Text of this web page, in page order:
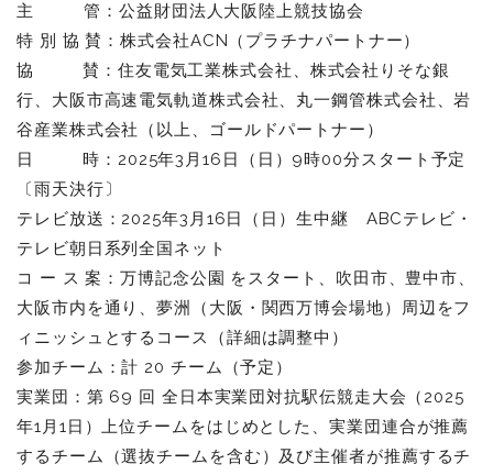
主 管：公益財団法人大阪陸上競技協会
特 別 協 賛：株式会社ACN（プラチナパートナー）
協 賛：住友電気工業株式会社、株式会社りそな銀
行、大阪市高速電気軌道株式会社、丸一鋼管株式会社、岩
谷産業株式会社（以上、ゴールドパートナー）
日 時：2025年3月16日（日）9時00分スタート予定
〔雨天決行〕
テレビ放送：2025年3月16日（日）生中継 ABCテレビ・
テレビ朝日系列全国ネット
コ ー ス 案：万博記念公園 をスタート、吹田市、豊中市、
大阪市内を通り、夢洲（大阪・関西万博会場地）周辺をフ
ィニッシュとするコース（詳細は調整中）
参加チーム：計 20 チーム（予定）
実業団：第 69 回 全日本実業団対抗駅伝競走大会（2025
年1月1日）上位チームをはじめとした、実業団連合が推薦
するチーム（選抜チームを含む）及び主催者が推薦するチ